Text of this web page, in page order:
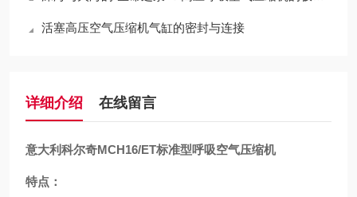
活塞高压空气压缩机气缸的密封与连接
详细介绍 在线留言
意大利科尔奇MCH16/ET标准型呼吸空气压缩机
特点：